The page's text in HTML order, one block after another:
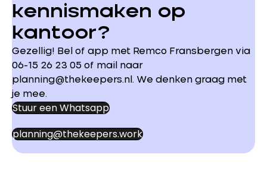
kennismaken op
kantoor?
Gezellig! Bel of app met Remco Fransbergen via
06-15 26 23 05 of mail naar
planning@thekeepers.nl. We denken graag met
je mee.
Stuur een Whatsapp
planning@thekeepers.work